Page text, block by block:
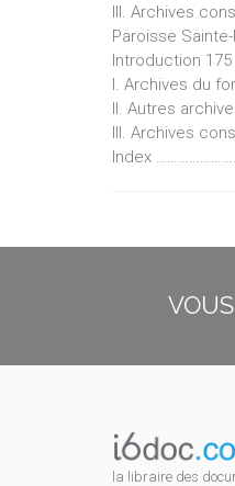
III. Archives
Paroisse
Introduction 175
I. Archives du
II. Autres
III. Archives
Index
la libraire des